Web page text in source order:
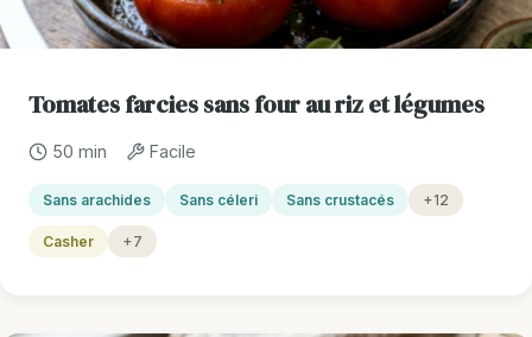
Tomates farcies sans four au riz et légumes
50 min Facile
Sans arachides Sans céleri Sans crustacés +12
Casher +7